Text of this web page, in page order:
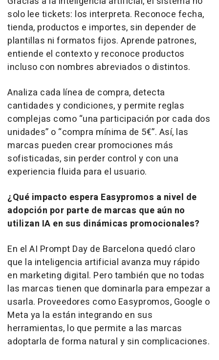
solo lee tickets: los interpreta. Reconoce fecha,
tienda, productos e importes, sin depender de
plantillas ni formatos fijos. Aprende patrones,
entiende el contexto y reconoce productos
incluso con nombres abreviados o distintos.
Analiza cada línea de compra, detecta
cantidades y condiciones, y permite reglas
complejas como “una participación por cada dos
unidades” o “compra mínima de 5€”. Así, las
marcas pueden crear promociones más
sofisticadas, sin perder control y con una
experiencia fluida para el usuario.
¿Qué impacto espera Easypromos a nivel de
adopción por parte de marcas que aún no
utilizan IA en sus dinámicas promocionales?
En el AI Prompt Day de Barcelona quedó claro
que la inteligencia artificial avanza muy rápido
en marketing digital. Pero también que no todas
las marcas tienen que dominarla para empezar a
usarla. Proveedores como Easypromos, Google o
Meta ya la están integrando en sus
herramientas, lo que permite a las marcas
adoptarla de forma natural y sin complicaciones.